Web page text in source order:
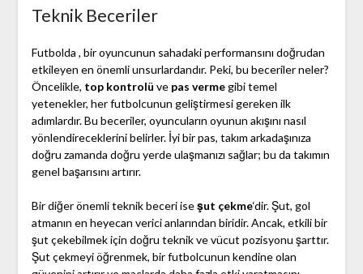
Teknik Beceriler
Futbolda , bir oyuncunun sahadaki performansını doğrudan
etkileyen en önemli unsurlardandır. Peki, bu beceriler neler?
Öncelikle, top kontrolü ve pas vermegibi temel
yetenekler, her futbolcunun geliştirmesi gereken ilk
adımlardır. Bu beceriler, oyuncuların oyunun akışını nasıl
yönlendireceklerini belirler. İyi bir pas, takım arkadaşınıza
doğru zamanda doğru yerde ulaşmanızı sağlar; bu da takımın
genel başarısını artırır.
Bir diğer önemli teknik beceri iseşut çekme‘dir. Şut, gol
atmanın en heyecan verici anlarından biridir. Ancak, etkili bir
şut çekebilmek için doğru teknik ve vücut pozisyonu şarttır.
Şut çekmeyi öğrenmek, bir futbolcunun kendine olan